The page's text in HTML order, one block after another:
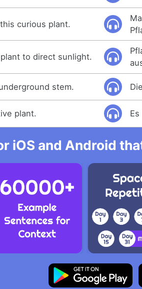
curious plant.
to direct sunlight.
stem.
plant.
iOS and Android